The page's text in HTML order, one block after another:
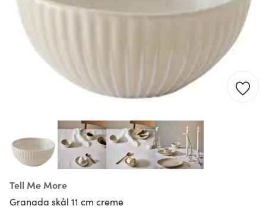
Tell Me More
Granada skål 11 cm creme